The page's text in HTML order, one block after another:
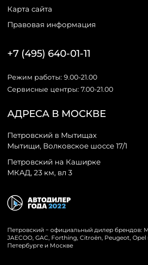
Карта сайта
Правовая информация
АДРЕСА В МОСКВЕ
Петровский в Мытищах
Мытищи, Волковское шоссе 17/1
Петровский на Каширке
МКАД, 23 км, вл 3
+7 (495) 640-01-11
Режим работы: 9.00-21.00
Сервисные центры: 7.00-21.00
Петровский − официальный дилер брендов:
JAECOO, GAC, Forthing, Citroёn, Peugeot,
Петербурге и Москве